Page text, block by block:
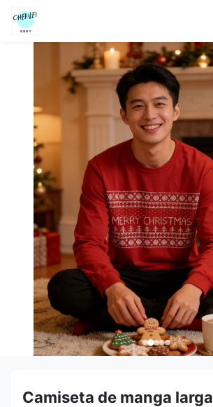
Camiseta de manga larga